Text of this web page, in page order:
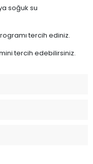
soğuk su
tercih ediniz.
tercih edebilirsiniz.